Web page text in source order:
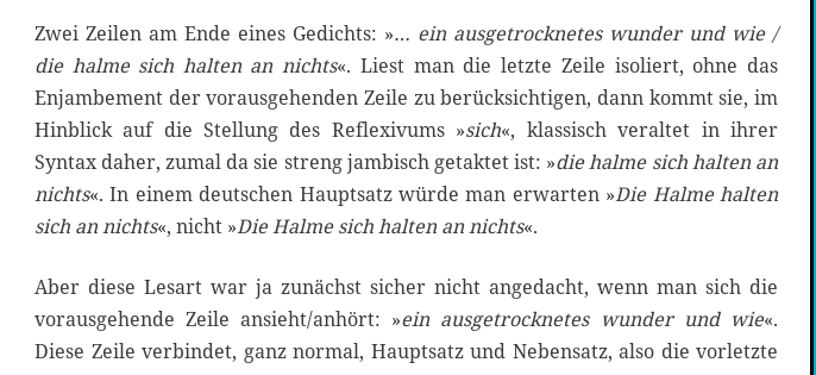
D
e
z
e
m
e
r
2
3
Zwei Zeilen am Ende eines Gedichts: »… ein ausgetrocknetes wunder und wie /
die halme sich halten an nichts«. Liest man die letzte Zeile isoliert, ohne das
Enjambement der vorausgehenden Zeile zu berücksichtigen, dann kommt sie, im
Hinblick auf die Stellung des Reflexivums »sich«, klassisch veraltet in ihrer
Syntax daher, zumal da sie streng jambisch getaktet ist: »die halme sich halten an
nichts«. In einem deutschen Hauptsatz würde man erwarten »Die Halme halten
sich an nichts«, nicht »Die Halme sich halten an nichts«.
Aber diese Lesart war ja zunächst sicher nicht angedacht, wenn man sich die
vorausgehende Zeile ansieht/anhört: »ein ausgetrocknetes wunder und wie«.
Diese Zeile verbindet, ganz normal, Hauptsatz und Nebensatz, also die vorletzte